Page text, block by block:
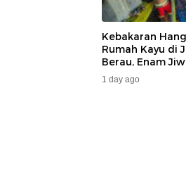
Kebakaran
Rumah Kayu di
Berau, Enam
Terdampak
1 day ago